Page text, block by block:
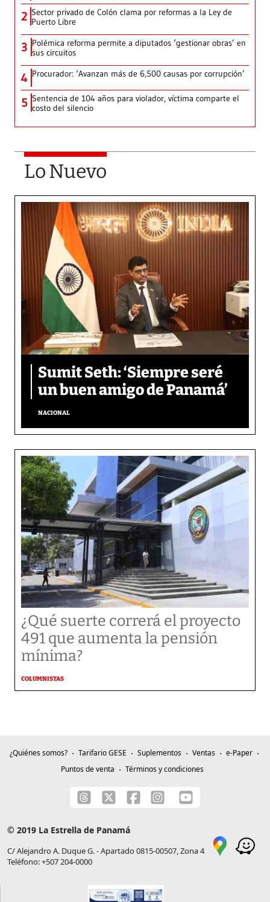
2 Sector privado de Colón clama por reformas a la Ley de
Puerto Libre
3 Polémica reforma permite a diputados ‘gestionar obras’ en
sus circuitos
4 Procurador: ‘Avanzan más de 6,500 causas por corrupción’
5 Sentencia de 104 años para violador, víctima comparte el
costo del silencio
Lo Nuevo
Sumit Seth: ‘Siempre seré
un buen amigo de Panamá’
NACIONAL
¿Qué suerte correrá el proyecto
491 que aumenta la pensión
mínima?
COLUMNISTAS
¿Quiénes somos? Tarifario GESE Suplementos Ventas
e-Paper
Puntos de venta
Términos y condiciones
© 2019 La Estrella de Panamá
C/ Alejandro A. Duque G. - Apartado 0815-00507, Zona 4
Teléfono: +507 204-0000